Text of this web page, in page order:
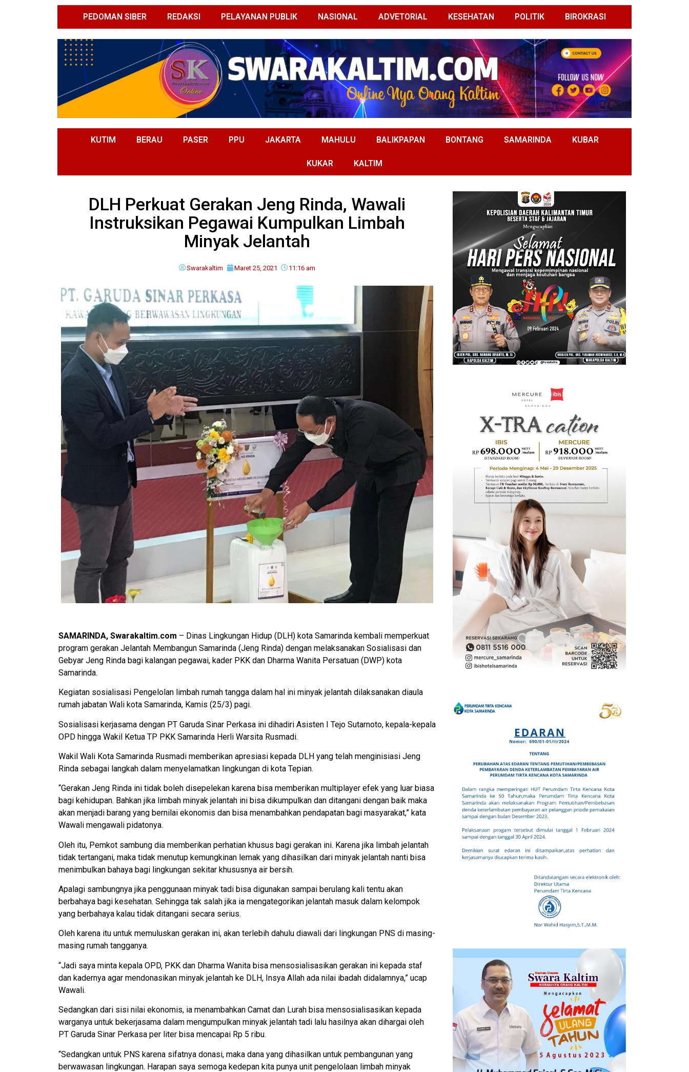
PEDOMAN SIBER REDAKSI PELAYANAN PUBLIK NASIONAL ADVETORIAL KESEHATAN POLITIK BIROKRASI
KUTIM BERAU PASER PPU JAKARTA MAHULU BALIKPAPAN BONTANG SAMARINDA KUBAR
KUKAR KALTIM
DLH Perkuat Gerakan Jeng Rinda, Wawali
Instruksikan Pegawai Kumpulkan Limbah
Minyak Jelantah
Swarakaltim Maret 25, 2021 11:16 am
SAMARINDA, Swarakaltim.com – Dinas Lingkungan Hidup (DLH) kota Samarinda kembali memperkuat
program gerakan Jelantah Membangun Samarinda (Jeng Rinda) dengan melaksanakan Sosialisasi dan
Gebyar Jeng Rinda bagi kalangan pegawai, kader PKK dan Dharma Wanita Persatuan (DWP) kota
Samarinda.
Kegiatan sosialisasi Pengelolan limbah rumah tangga dalam hal ini minyak jelantah dilaksanakan diaula
rumah jabatan Wali kota Samarinda, Kamis (25/3) pagi.
Sosialisasi kerjasama dengan PT Garuda Sinar Perkasa ini dihadiri Asisten I Tejo Sutarnoto, kepala-kepala
OPD hingga Wakil Ketua TP PKK Samarinda Herli Warsita Rusmadi.
Wakil Wali Kota Samarinda Rusmadi memberikan apresiasi kepada DLH yang telah menginisiasi Jeng
Rinda sebagai langkah dalam menyelamatkan lingkungan di kota Tepian.
“Gerakan Jeng Rinda ini tidak boleh disepelekan karena bisa memberikan multiplayer efek yang luar biasa
bagi kehidupan. Bahkan jika limbah minyak jelantah ini bisa dikumpulkan dan ditangani dengan baik maka
akan menjadi barang yang bernilai ekonomis dan bisa menambahkan pendapatan bagi masyarakat,” kata
Wawali mengawali pidatonya.
Oleh itu, Pemkot sambung dia memberikan perhatian khusus bagi gerakan ini. Karena jika limbah jelantah
tidak tertangani, maka tidak menutup kemungkinan lemak yang dihasilkan dari minyak jelantah nanti bisa
menimbulkan bahaya bagi lingkungan sekitar khususnya air bersih.
Apalagi sambungnya jika penggunaan minyak tadi bisa digunakan sampai berulang kali tentu akan
berbahaya bagi kesehatan. Sehingga tak salah jika ia mengategorikan jelantah masuk dalam kelompok
yang berbahaya kalau tidak ditangani secara serius.
Oleh karena itu untuk memuluskan gerakan ini, akan terlebih dahulu diawali dari lingkungan PNS di masing-
masing rumah tangganya.
“Jadi saya minta kepala OPD, PKK dan Dharma Wanita bisa mensosialisasikan gerakan ini kepada staf
dan kadernya agar mendonasikan minyak jelantah ke DLH, Insya Allah ada nilai ibadah didalamnya,” ucap
Wawali.
Sedangkan dari sisi nilai ekonomis, ia menambahkan Camat dan Lurah bisa mensosialisasikan kepada
warganya untuk bekerjasama dalam mengumpulkan minyak jelantah tadi lalu hasilnya akan dihargai oleh
PT Garuda Sinar Perkasa per liter bisa mencapai Rp 5 ribu.
“Sedangkan untuk PNS karena sifatnya donasi, maka dana yang dihasilkan untuk pembangunan yang
berwawasan lingkungan. Harapan saya semoga kedepan kita punya unit pengelolaan limbah minyak